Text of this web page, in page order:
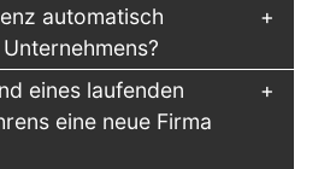
automatisch
eines laufenden
eine neue Firma